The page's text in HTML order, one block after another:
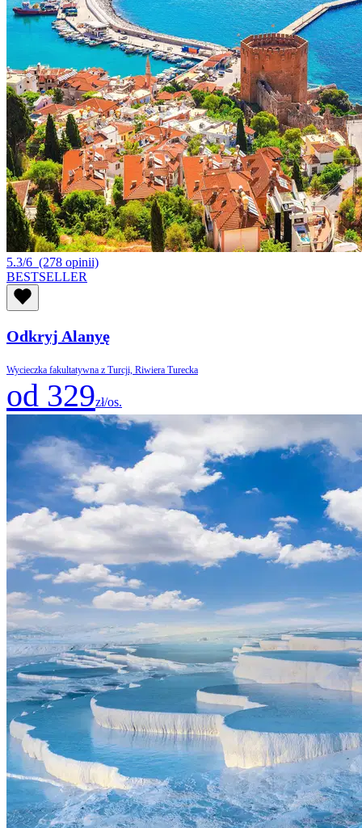
5.3/6 (278 opinii)
BESTSELLER
Odkryj Alanyę
Wycieczka fakultatywna z Turcji, Riwiera Turecka
od 329zł/os.